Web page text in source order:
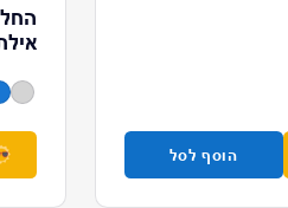
הוסף לסל